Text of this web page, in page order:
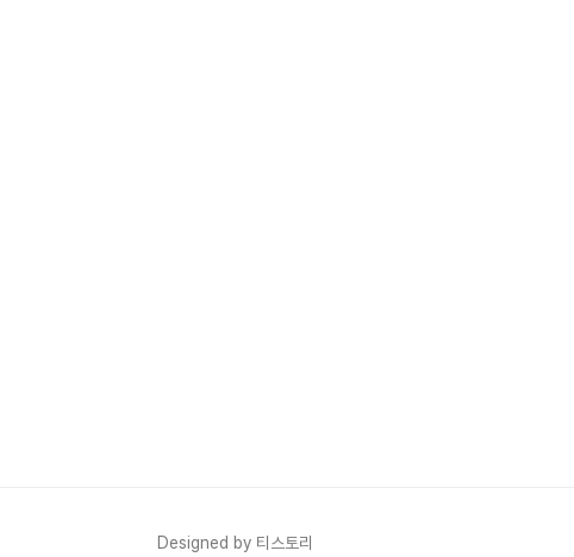
Designed by 티스토리